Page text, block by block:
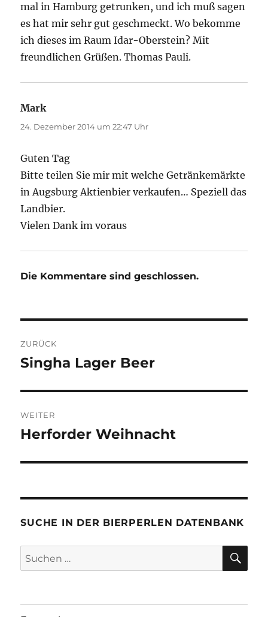
mal in Hamburg getrunken, und ich muß sagen
es hat mir sehr gut geschmeckt. Wo bekomme
ich dieses im Raum Idar-Oberstein? Mit
freundlichen Grüßen. Thomas Pauli.
Marksagt:
24. Dezember 2014 um 22:47 Uhr
Guten Tag
Bitte teilen Sie mir mit welche Getränkemärkte
in Augsburg Aktienbier verkaufen… Speziell das
Landbier.
Vielen Dank im voraus
Die Kommentare sind geschlossen.
ZURÜCK
Vorheriger
Singha Lager Beer
WEITER
Nächster
Herforder Weihnacht
SUCHE IN DER BIERPERLEN DATENBANK
Suchen
nach: